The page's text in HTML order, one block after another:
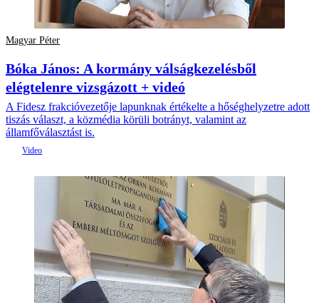
Magyar Péter
Bóka János: A kormány válságkezelésből
elégtelenre vizsgázott + videó
A Fidesz frakcióvezetője lapunknak értékelte a hőséghelyzetre adott
tiszás választ, a közmédia körüli botrányt, valamint az
államfőválasztást is.